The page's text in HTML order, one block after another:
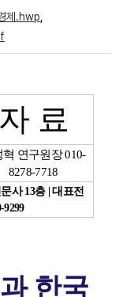
제.hwp
료
혁 연구원장010-
8278-7718
문사13층 |대표전
9299
한국